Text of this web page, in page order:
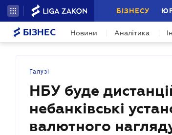
БІЗНЕСУ
БІЗНЕС Новини Аналітика
Галузі
НБУ буде
небанківські
валютного